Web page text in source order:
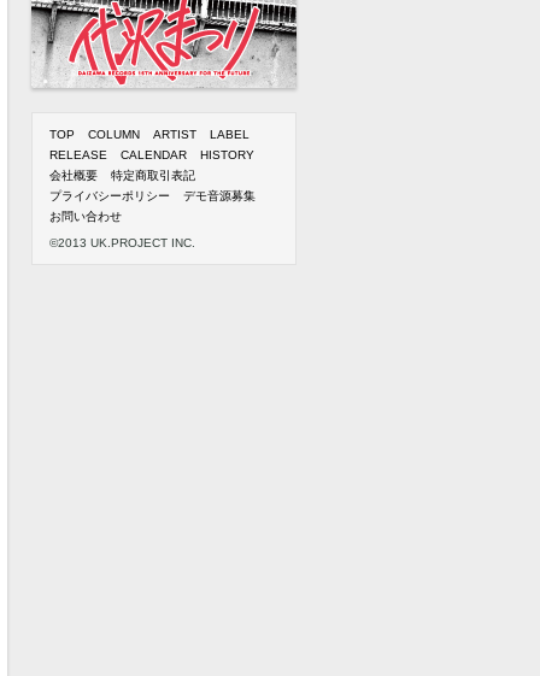
TOP COLUMN ARTIST
LABEL
RELEASE
CALENDAR
HISTORY
会社概要
特定商取引表記
プライバシーポリシー
デモ音源募集
お問い合わせ
©2013 UK.PROJECT INC.